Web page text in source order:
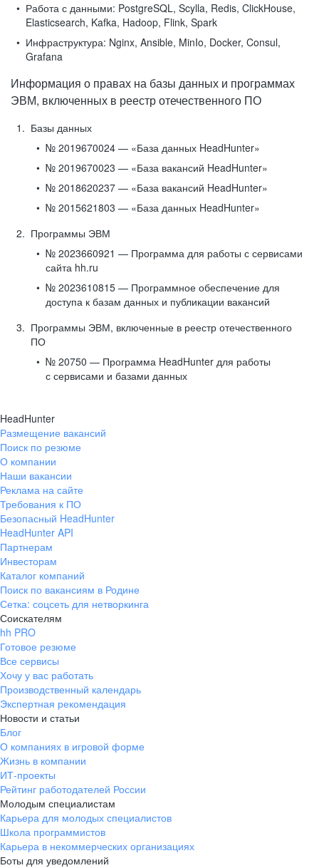
Работа с данными: PostgreSQL, Scylla, Redis, ClickHouse,
Elasticsearch, Kafka, Hadoop, Flink, Spark
Инфраструктура: Nginx, Ansible, MinIo, Docker, Consul,
Grafana
Информация о правах на базы данных и программах
ЭВМ, включенных в реестр отечественного ПО
Базы данных
№ 2019670024 — «База данных HeadHunter»
№ 2019670023 — «База вакансий HeadHunter»
№ 2018620237 — «База вакансий HeadHunter»
№ 2015621803 — «База данных HeadHunter»
Программы ЭВМ
№ 2023660921 — Программа для работы с сервисами
сайта hh.ru
№ 2023610815 — Программное обеспечение для
доступа к базам данных и публикации вакансий
Программы ЭВМ, включенные в реестр отечественного
ПО
№ 20750 — Программа HeadHunter для работы
с сервисами и базами данных
HeadHunter
Размещение вакансий
Поиск по резюме
О компании
Наши вакансии
Реклама на сайте
Требования к ПО
Безопасный HeadHunter
HeadHunter API
Партнерам
Инвесторам
Каталог компаний
Поиск по вакансиям в Родине
Сетка: соцсеть для нетворкинга
Соискателям
hh PRO
Готовое резюме
Все сервисы
Хочу у вас работать
Производственный календарь
Экспертная рекомендация
Новости и статьи
Блог
О компаниях в игровой форме
Жизнь в компании
ИТ-проекты
Рейтинг работодателей России
Молодым специалистам
Карьера для молодых специалистов
Школа программистов
Карьера в некоммерческих организациях
Боты для уведомлений